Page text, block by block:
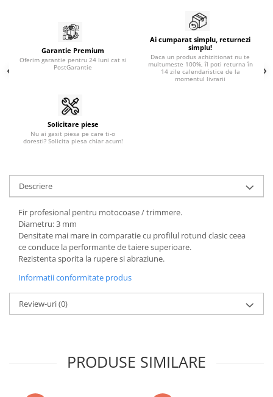
Garantie Premium
Oferim garantie pentru 24 luni cat si
PostGarantie
Ai cumparat simplu, returnezi
simplu!
Daca un produs achizitionat nu te
multumeste 100%, îl poti returna în
14 zile calendaristice de la
momentul livrarii
Solicitare piese
Nu ai gasit piesa pe care ti-o
doresti? Solicita piesa chiar acum!
Descriere
Fir profesional pentru motocoase / trimmere.
Diametru: 3 mm
Densitate mai mare in comparatie cu profilul rotund clasic ceea
ce conduce la performante de taiere superioare.
Rezistenta sporita la rupere si abraziune.
Informatii conformitate produs
Review-uri(0)
PRODUSE SIMILARE